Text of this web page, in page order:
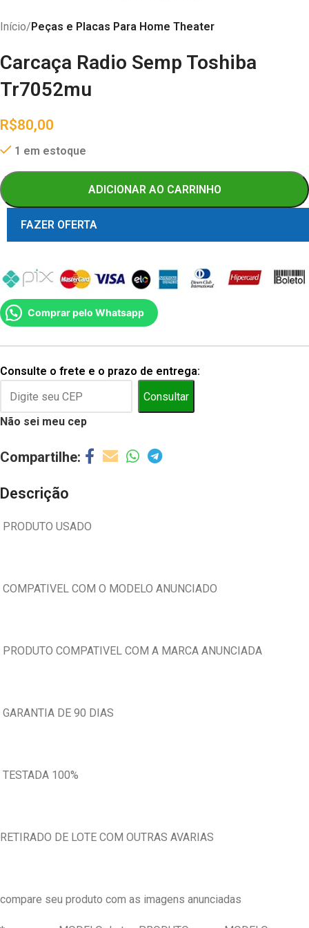
Início Peças e Placas Para Home Theater
Carcaça Radio Semp Toshiba
Tr7052mu
R$80,00
1 em estoque
ADICIONAR AO CARRINHO
FAZER OFERTA
Comprar pelo Whatsapp
Consulte o frete e o prazo de entrega:
Consultar
Não sei meu cep
Descrição
PRODUTO USADO
COMPATIVEL COM O MODELO ANUNCIADO
PRODUTO COMPATIVEL COM A MARCA ANUNCIADA
GARANTIA DE 90 DIAS
TESTADA 100%
RETIRADO DE LOTE COM OUTRAS AVARIAS
compare seu produto com as imagens anunciadas